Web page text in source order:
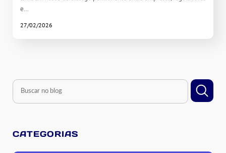
e…
27/02/2026
CATEGORIAS